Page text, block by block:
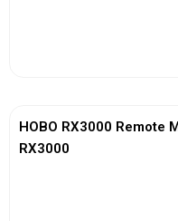
HOBO RX3000 Remote
RX3000